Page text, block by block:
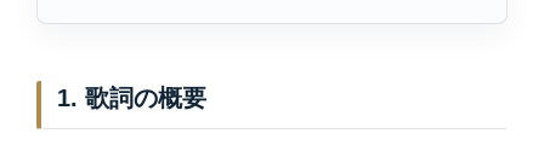
1. 歌詞の概要